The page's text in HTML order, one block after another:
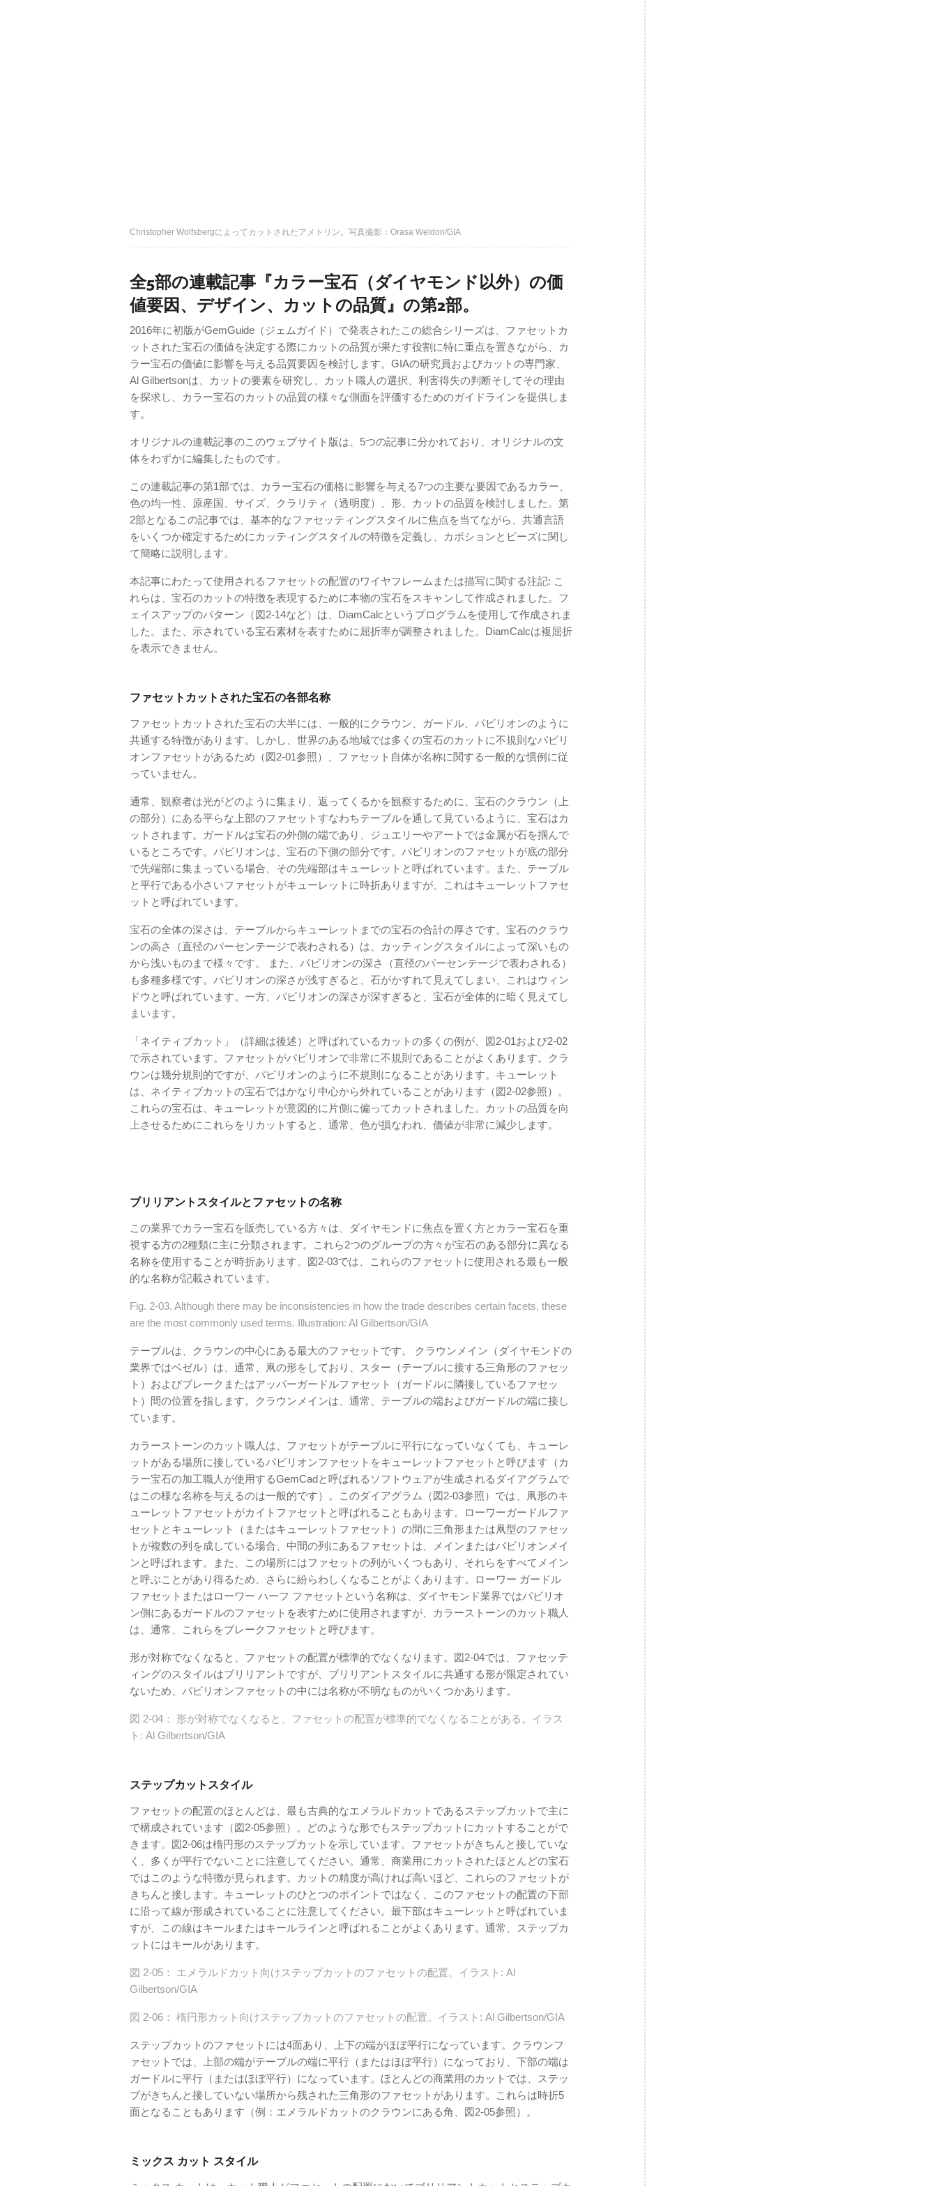
Christopher Wolfsbergによってカットされたアメトリン。写真撮影：Orasa Weldon/GIA
全5部の連載記事『カラー宝石（ダイヤモンド以外）の価
値要因、デザイン、カットの品質』の第2部。
2016年に初版がGemGuide（ジェムガイド）で発表されたこの総合シリーズは、ファセットカ
ットされた宝石の価値を決定する際にカットの品質が果たす役割に特に重点を置きながら、カ
ラー宝石の価値に影響を与える品質要因を検討します。GIAの研究員およびカットの専門家、
Al Gilbertsonは、カットの要素を研究し、カット職人の選択、利害得失の判断そしてその理由
を探求し、カラー宝石のカットの品質の様々な側面を評価するためのガイドラインを提供しま
す。
オリジナルの連載記事のこのウェブサイト版は、5つの記事に分かれており、オリジナルの文
体をわずかに編集したものです。
この連載記事の第1部では、カラー宝石の価格に影響を与える7つの主要な要因であるカラー、
色の均一性、原産国、サイズ、クラリティ（透明度）、形、カットの品質を検討しました。第
2部となるこの記事では、基本的なファセッティングスタイルに焦点を当てながら、共通言語
をいくつか確定するためにカッティングスタイルの特徴を定義し、カボションとビーズに関し
て簡略に説明します。
本記事にわたって使用されるファセットの配置のワイヤフレームまたは描写に関する注記: こ
れらは、宝石のカットの特徴を表現するために本物の宝石をスキャンして作成されました。フ
ェイスアップのパターン（図2-14など）は、DiamCalcというプログラムを使用して作成されま
した。また、示されている宝石素材を表すために屈折率が調整されました。DiamCalcは複屈折
を表示できません。
ファセットカットされた宝石の各部名称
ファセットカットされた宝石の大半には、一般的にクラウン、ガードル、パビリオンのように
共通する特徴があります。しかし、世界のある地域では多くの宝石のカットに不規則なパビリ
オンファセットがあるため（図2-01参照）、ファセット自体が名称に関する一般的な慣例に従
っていません。
通常、観察者は光がどのように集まり、返ってくるかを観察するために、宝石のクラウン（上
の部分）にある平らな上部のファセットすなわちテーブルを通して見ているように、宝石はカ
ットされます。ガードルは宝石の外側の端であり、ジュエリーやアートでは金属が石を掴んで
いるところです。パビリオンは、宝石の下側の部分です。パビリオンのファセットが底の部分
で先端部に集まっている場合、その先端部はキューレットと呼ばれています。また、テーブル
と平行である小さいファセットがキューレットに時折ありますが、これはキューレットファセ
ットと呼ばれています。
宝石の全体の深さは、テーブルからキューレットまでの宝石の合計の厚さです。宝石のクラウ
ンの高さ（直径のパーセンテージで表わされる）は、カッティングスタイルによって深いもの
から浅いものまで様々です。 また、パビリオンの深さ（直径のパーセンテージで表わされる）
も多種多様です。パビリオンの深さが浅すぎると、石がかすれて見えてしまい、これはウィン
ドウと呼ばれています。一方、パビリオンの深さが深すぎると、宝石が全体的に暗く見えてし
まいます。
「ネイティブカット」（詳細は後述）と呼ばれているカットの多くの例が、図2-01および2-02
で示されています。ファセットがパビリオンで非常に不規則であることがよくあります。クラ
ウンは幾分規則的ですが、パビリオンのように不規則になることがあります。キューレット
は、ネイティブカットの宝石ではかなり中心から外れていることがあります（図2-02参照）。
これらの宝石は、キューレットが意図的に片側に偏ってカットされました。カットの品質を向
上させるためにこれらをリカットすると、通常、色が損なわれ、価値が非常に減少します。
ブリリアントスタイルとファセットの名称
この業界でカラー宝石を販売している方々は、ダイヤモンドに焦点を置く方とカラー宝石を重
視する方の2種類に主に分類されます。これら2つのグループの方々が宝石のある部分に異なる
名称を使用することが時折あります。図2-03では、これらのファセットに使用される最も一般
的な名称が記載されています。
Fig. 2-03. Although there may be inconsistencies in how the trade describes certain facets, these
are the most commonly used terms. Illustration: Al Gilbertson/GIA
テーブルは、クラウンの中心にある最大のファセットです。 クラウンメイン（ダイヤモンドの
業界ではベゼル）は、通常、凧の形をしており、スター（テーブルに接する三角形のファセッ
ト）およびブレークまたはアッパーガードルファセット（ガードルに隣接しているファセッ
ト）間の位置を指します。クラウンメインは、通常、テーブルの端およびガードルの端に接し
ています。
カラーストーンのカット職人は、ファセットがテーブルに平行になっていなくても、キューレ
ットがある場所に接しているパビリオンファセットをキューレットファセットと呼びます（カ
ラー宝石の加工職人が使用するGemCadと呼ばれるソフトウェアが生成されるダイアグラムで
はこの様な名称を与えるのは一般的です）。このダイアグラム（図2-03参照）では、凧形のキ
ューレットファセットがカイトファセットと呼ばれることもあります。ローワーガードルファ
セットとキューレット（またはキューレットファセット）の間に三角形または凧型のファセッ
トが複数の列を成している場合、中間の列にあるファセットは、メインまたはパビリオンメイ
ンと呼ばれます。また、この場所にはファセットの列がいくつもあり、それらをすべてメイン
と呼ぶことがあり得るため、さらに紛らわしくなることがよくあります。ローワー ガードル
ファセットまたはローワー ハーフ ファセットという名称は、ダイヤモンド業界ではパビリオ
ン側にあるガードルのファセットを表すために使用されますが、カラーストーンのカット職人
は、通常、これらをブレークファセットと呼びます。
形が対称でなくなると、ファセットの配置が標準的でなくなります。図2-04では、ファセッテ
ィングのスタイルはブリリアントですが、ブリリアントスタイルに共通する形が限定されてい
ないため、パビリオンファセットの中には名称が不明なものがいくつかあります。
図 2-04： 形が対称でなくなると、ファセットの配置が標準的でなくなることがある。イラス
ト: Al Gilbertson/GIA
ステップカットスタイル
ファセットの配置のほとんどは、最も古典的なエメラルドカットであるステップカットで主に
で構成されています（図2-05参照）。どのような形でもステップカットにカットすることがで
きます。図2-06は楕円形のステップカットを示しています。ファセットがきちんと接していな
く、多くが平行でないことに注意してください。通常、商業用にカットされたほとんどの宝石
ではこのような特徴が見られます。カットの精度が高ければ高いほど、これらのファセットが
きちんと接します。キューレットのひとつのポイントではなく、このファセットの配置の下部
に沿って線が形成されていることに注意してください。最下部はキューレットと呼ばれていま
すが、この線はキールまたはキールラインと呼ばれることがよくあります。通常、ステップカ
ットにはキールがあります。
図 2-05： エメラルドカット向けステップカットのファセットの配置。イラスト: Al
Gilbertson/GIA
図 2-06： 楕円形カット向けステップカットのファセットの配置。イラスト: Al Gilbertson/GIA
ステップカットのファセットには4面あり、上下の端がほぼ平行になっています。クラウンフ
ァセットでは、上部の端がテーブルの端に平行（またはほぼ平行）になっており、下部の端は
ガードルに平行（またはほぼ平行）になっています。ほとんどの商業用のカットでは、ステッ
プがきちんと接していない場所から残された三角形のファセットがあります。これらは時折5
面となることもあります（例：エメラルドカットのクラウンにある角、図2-05参照）。
ミックス カット スタイル